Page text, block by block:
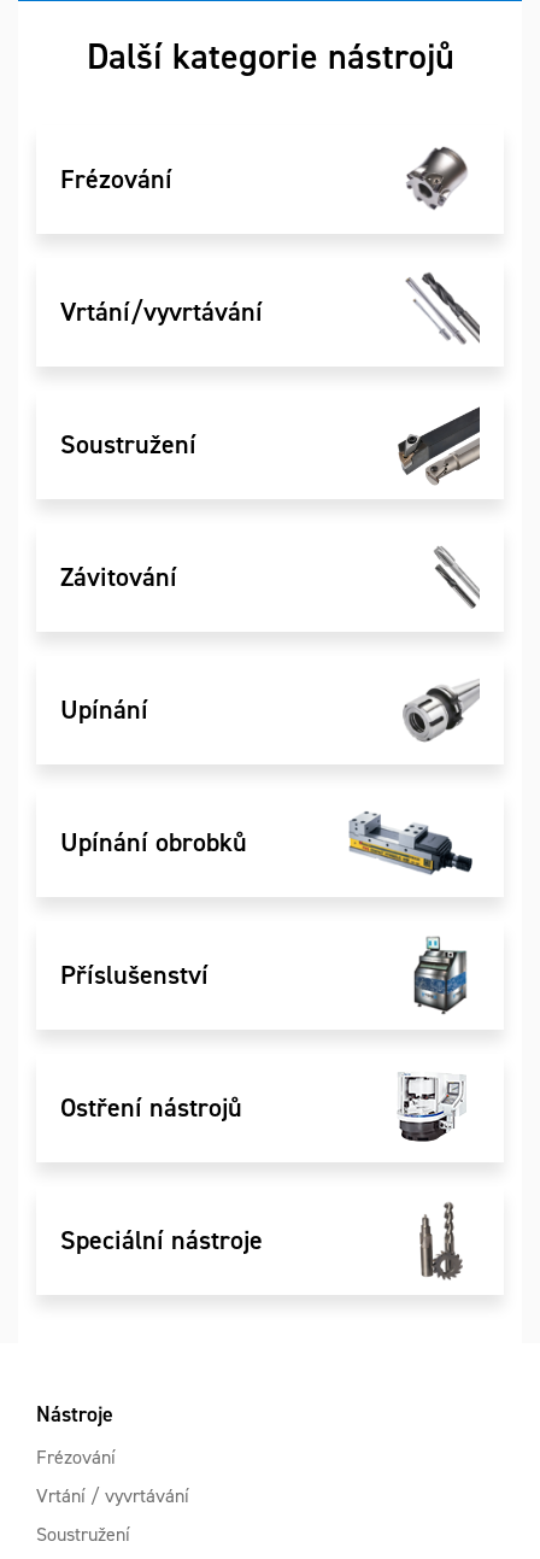
Další kategorie nástrojů
Frézování
Vrtání/vyvrtávání
Soustružení
Závitování
Upínání
Upínání obrobků
Příslušenství
Ostření nástrojů
Speciální nástroje
Nástroje
Frézování
Vrtání / vyvrtávání
Soustružení